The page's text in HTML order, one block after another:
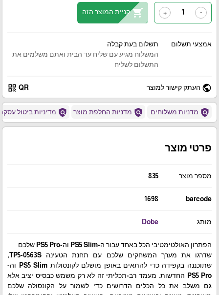
-
+
shopping_cartקניית המוצר הזה
אמצעי תשלום
תשלום בעת קבלה
המשלוח מגיע עם שליח עד הבית ואתם משלמים את
התשלום לשליח
public העתק קישור למוצר QR
qr_code
policy מדניות משלוחים policy מדניות החלפת מוצר policy מדיניות ביטול
פרטי מוצר
מספר מוצר 835
barcode
1698
מותג Dobe
הפתרון האולטימטיבי הכל באחד עבור ה-PS5 Slim וה-PS5 Pro שלכם
שדרגו את מערך המשחקים שלכם עם תחנת הטעינה TP5-0563S,
שתוכננה בקפידה כדי להתאים באופן מושלם לקונסולות PS5 Slim וה-
PS5 Pro החדשות. מעמד רב-תכליתי זה לא רק משמש כבסיס יציב אלא
גם משלב את כל הכלים הדרושים כדי לשמור על הקונסולה שלכם